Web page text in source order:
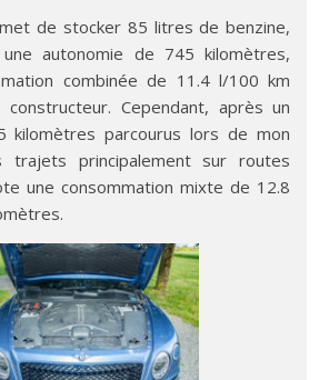
de stocker 85 litres de benzine,
autonomie de 745 kilomètres,
combinée de 11.4 l/100 km
Cependant, après un
kilomètres parcourus lors de mon
trajets principalement sur routes
une consommation mixte de 12.8